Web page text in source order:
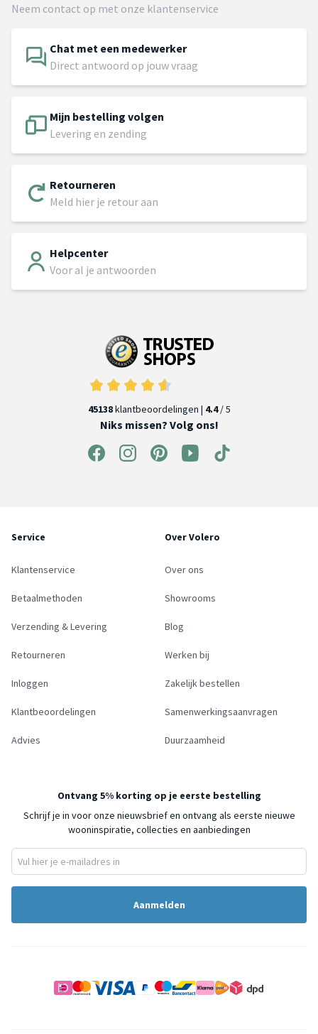
Neem contact op met onze klantenservice
Chat met een medewerker
Direct antwoord op jouw vraag
Mijn bestelling volgen
Levering en zending
Retourneren
Meld hier je retour aan
Helpcenter
Voor al je antwoorden
45138klantbeoordelingen | 4.4/ 5
Niks missen? Volg ons!
Service
Klantenservice
Betaalmethoden
Verzending & Levering
Retourneren
Inloggen
Klantbeoordelingen
Advies
Over Volero
Over ons
Showrooms
Blog
Werken bij
Zakelijk bestellen
Samenwerkingsaanvragen
Duurzaamheid
Ontvang 5% korting op je eerste bestelling
Schrijf je in voor onze nieuwsbrief en ontvang als eerste nieuwe
wooninspiratie, collecties en aanbiedingen
Aanmelden